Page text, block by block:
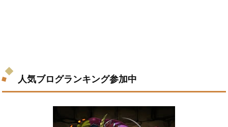
人気ブログランキング参加中